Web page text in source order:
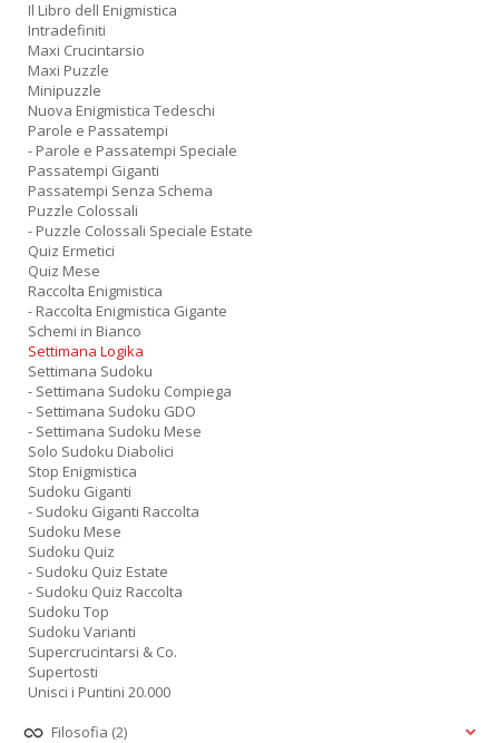
Il Libro dell Enigmistica
Intradefiniti
Maxi Crucintarsio
Maxi Puzzle
Minipuzzle
Nuova Enigmistica Tedeschi
Parole e Passatempi
- Parole e Passatempi Speciale
Passatempi Giganti
Passatempi Senza Schema
Puzzle Colossali
- Puzzle Colossali Speciale Estate
Quiz Ermetici
Quiz Mese
Raccolta Enigmistica
- Raccolta Enigmistica Gigante
Schemi in Bianco
Settimana Logika
Settimana Sudoku
- Settimana Sudoku Compiega
- Settimana Sudoku GDO
- Settimana Sudoku Mese
Solo Sudoku Diabolici
Stop Enigmistica
Sudoku Giganti
- Sudoku Giganti Raccolta
Sudoku Mese
Sudoku Quiz
- Sudoku Quiz Estate
- Sudoku Quiz Raccolta
Sudoku Top
Sudoku Varianti
Supercrucintarsi & Co.
Supertosti
Unisci i Puntini 20.000
Filosofia (2)